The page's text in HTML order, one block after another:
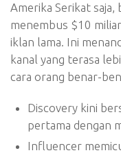
Amerika Serikat
menembus $10
iklan lama. Ini
kanal yang terasa
cara orang benar-
Discovery kini
pertama dengan
Influencer